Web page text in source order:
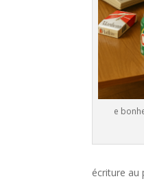
e
écriture au